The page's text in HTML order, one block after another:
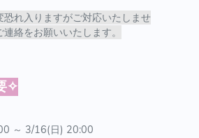
れ入りますがご対応いたしませ
絡をお願いいたします。
✧
～ 3/16(日) 20:00